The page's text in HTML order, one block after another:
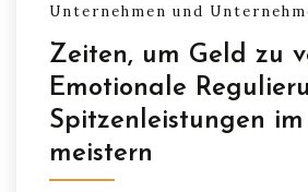
Unternehmen und
Zeiten, um Geld zu
Emotionale
Spitzenleistungen
meistern